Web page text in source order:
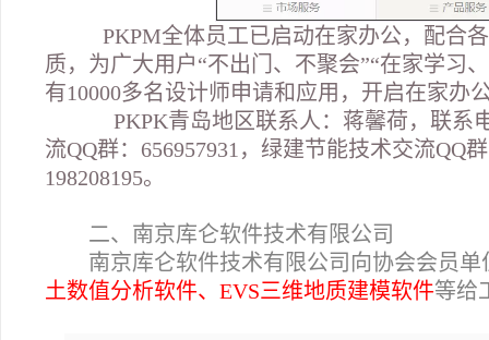
PKPM全体员工已启动在家办公，配合
质，为广大用户“不出门、不聚会”“在家学习
有10000多名设计师申请和应用，开启在家办
PKPK青岛地区联系人：蒋馨荷，联系
流QQ群：656957931，绿建节能技术交流QQ
198208195。
二、南京库仑软件技术有限公司
南京库仑软件技术有限公司向协会会员单
土数值分析软件、EVS三维地质建模软件等给